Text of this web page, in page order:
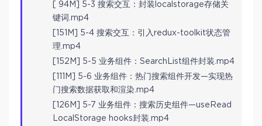
[ 94M] 5-3 搜索交互：封装localstorage存储关
键词.mp4
[151M] 5-4 搜索交互：引入redux-toolkit状态管
理.mp4
[152M] 5-5 业务组件：SearchList组件封装.mp4
[111M] 5-6 业务组件：热门搜索组件开发—实现热
门搜索数据获取和渲染.mp4
[126M] 5-7 业务组件：搜索历史组件—useRead
LocalStorage hooks封装.mp4